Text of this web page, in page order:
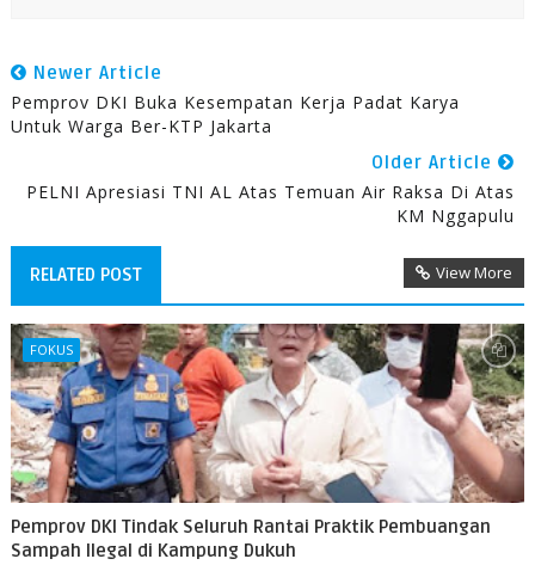
Newer Article
Pemprov DKI Buka Kesempatan Kerja Padat Karya
Untuk Warga Ber-KTP Jakarta
Older Article
PELNI Apresiasi TNI AL Atas Temuan Air Raksa Di Atas
KM Nggapulu
RELATED POST View More
FOKUS
Pemprov DKI Tindak Seluruh Rantai Praktik Pembuangan
Sampah Ilegal di Kampung Dukuh